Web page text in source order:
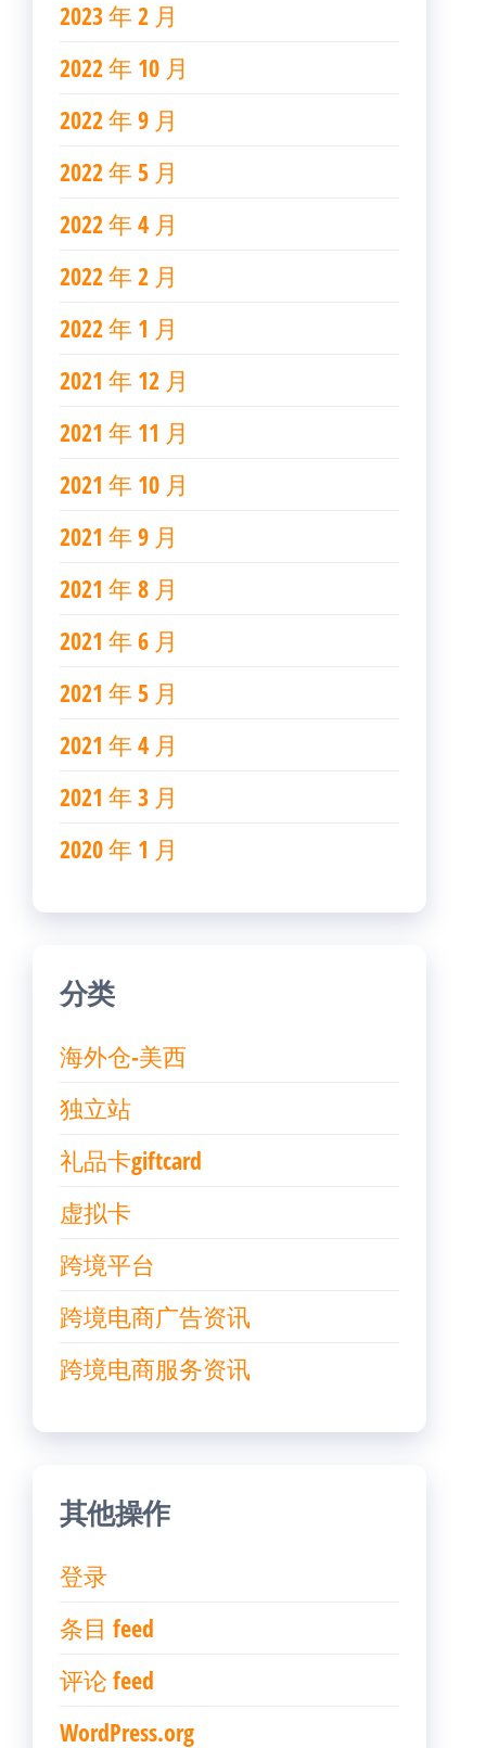
2023 年 2 月
2022 年 10 月
2022 年 9 月
2022 年 5 月
2022 年 4 月
2022 年 2 月
2022 年 1 月
2021 年 12 月
2021 年 11 月
2021 年 10 月
2021 年 9 月
2021 年 8 月
2021 年 6 月
2021 年 5 月
2021 年 4 月
2021 年 3 月
2020 年 1 月
分类
海外仓-美西
独立站
礼品卡giftcard
虚拟卡
跨境平台
跨境电商广告资讯
跨境电商服务资讯
其他操作
登录
条目 feed
评论 feed
WordPress.org